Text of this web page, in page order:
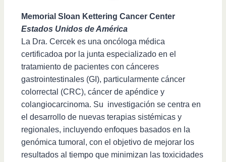
Memorial Sloan Kettering Cancer Center
Estados Unidos de América
La Dra. Cercek es una oncóloga médica
certificadoa por la junta especializado en el
tratamiento de pacientes con cánceres
gastrointestinales (GI), particularmente cáncer
colorrectal (CRC), cáncer de apéndice y
colangiocarcinoma. Su investigación se centra en
el desarrollo de nuevas terapias sistémicas y
regionales, incluyendo enfoques basados en la
genómica tumoral, con el objetivo de mejorar los
resultados al tiempo que minimizan las toxicidades